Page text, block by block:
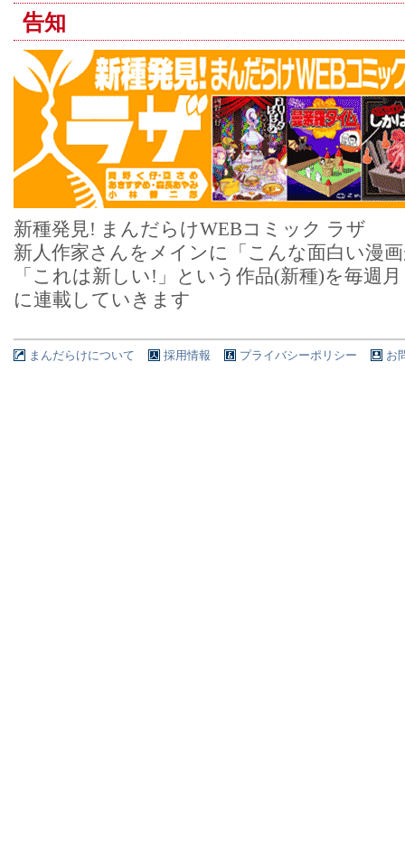
告知
新種発見! まんだらけWEBコミック ラザ
新人作家さんをメインに「こんな面白い漫
「これは新しい!」という作品(新種)を毎週
に連載していきます
まんだらけについて 採用情報 プライバシーポリシー お